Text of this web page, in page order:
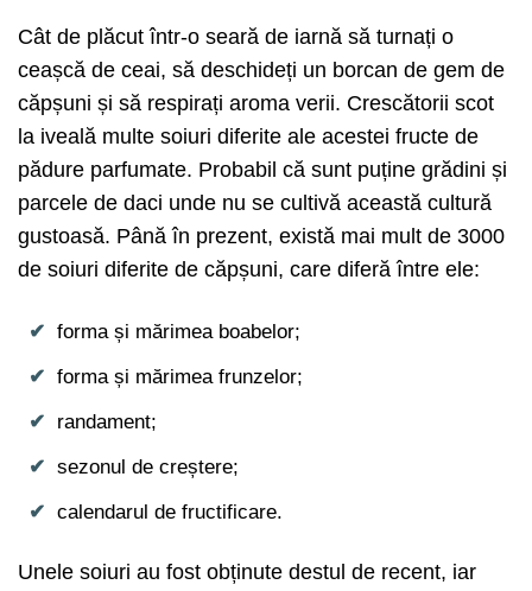
Cât de plăcut într-o seară de iarnă să turnați o
ceașcă de ceai, să deschideți un borcan de gem de
căpșuni și să respirați aroma verii. Crescătorii scot
la iveală multe soiuri diferite ale acestei fructe de
pădure parfumate. Probabil că sunt puține grădini și
parcele de daci unde nu se cultivă această cultură
gustoasă. Până în prezent, există mai mult de 3000
de soiuri diferite de căpșuni, care diferă între ele:
forma și mărimea boabelor;
forma și mărimea frunzelor;
randament;
sezonul de creștere;
calendarul de fructificare.
Unele soiuri au fost obținute destul de recent, iar